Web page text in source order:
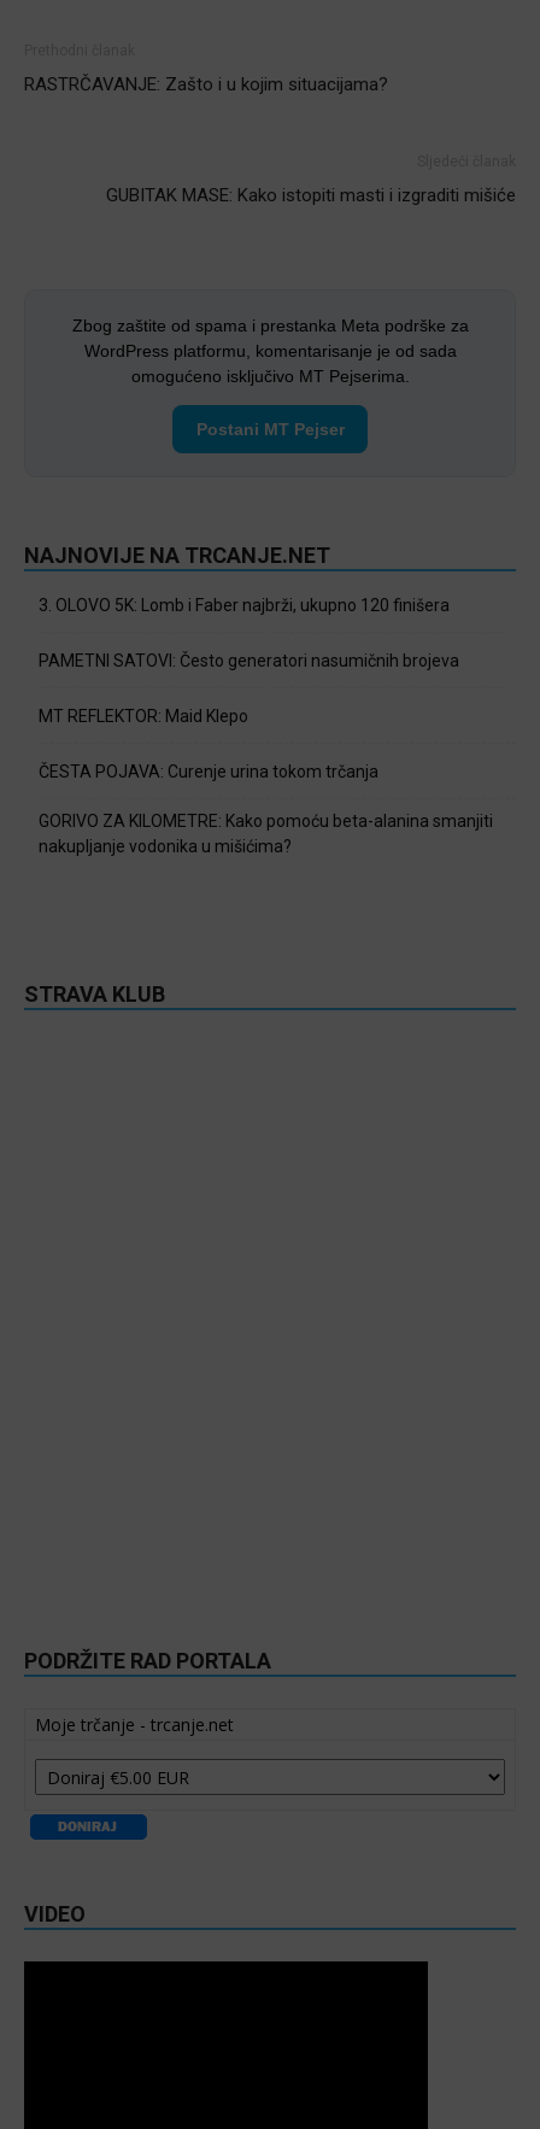
RASTRČAVANJE: Zašto i u kojim situacijama?
GUBITAK MASE: Kako istopiti masti i izgraditi mišiće
Zbog zaštite od spama i prestanka Meta podrške za
WordPress platformu, komentarisanje je od sada
omogućeno isključivo MT Pejserima.
Postani MT Pejser
NAJNOVIJE NA TRCANJE.NET
3. OLOVO 5K: Lomb i Faber najbrži, ukupno 120 finišera
PAMETNI SATOVI: Često generatori nasumičnih brojeva
MT REFLEKTOR: Maid Klepo
ČESTA POJAVA: Curenje urina tokom trčanja
GORIVO ZA KILOMETRE: Kako pomoću beta-alanina smanjiti
nakupljanje vodonika u mišićima?
STRAVA KLUB
PODRŽITE RAD PORTALA
Moje trčanje - trcanje.net
VIDEO